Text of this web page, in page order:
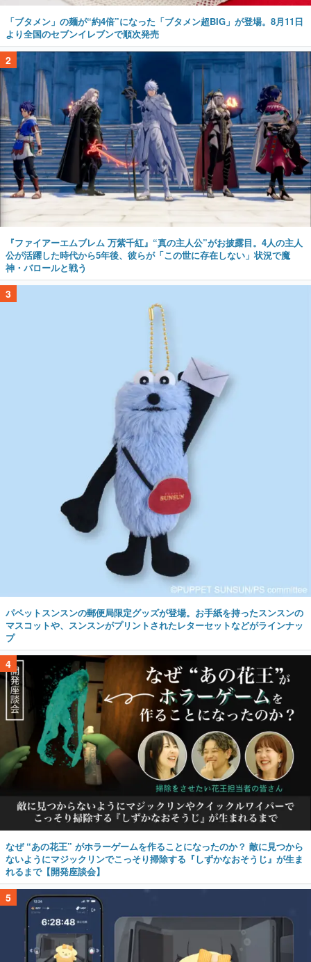
「ブタメン」の麺が“約4倍”になった「ブタメン超BIG」が登場。8月11日
より全国のセブンイレブンで順次発売
2
『ファイアーエムブレム 万紫千紅』“真の主人公”がお披露目。4人の主人
公が活躍した時代から5年後、彼らが「この世に存在しない」状況で魔
神・バロールと戦う
3
パペットスンスンの郵便局限定グッズが登場。お手紙を持ったスンスンの
マスコットや、スンスンがプリントされたレターセットなどがラインナッ
プ
4
なぜ “あの花王” がホラーゲームを作ることになったのか？ 敵に見つから
ないようにマジックリンでこっそり掃除する『しずかなおそうじ』が生ま
れるまで【開発座談会】
5